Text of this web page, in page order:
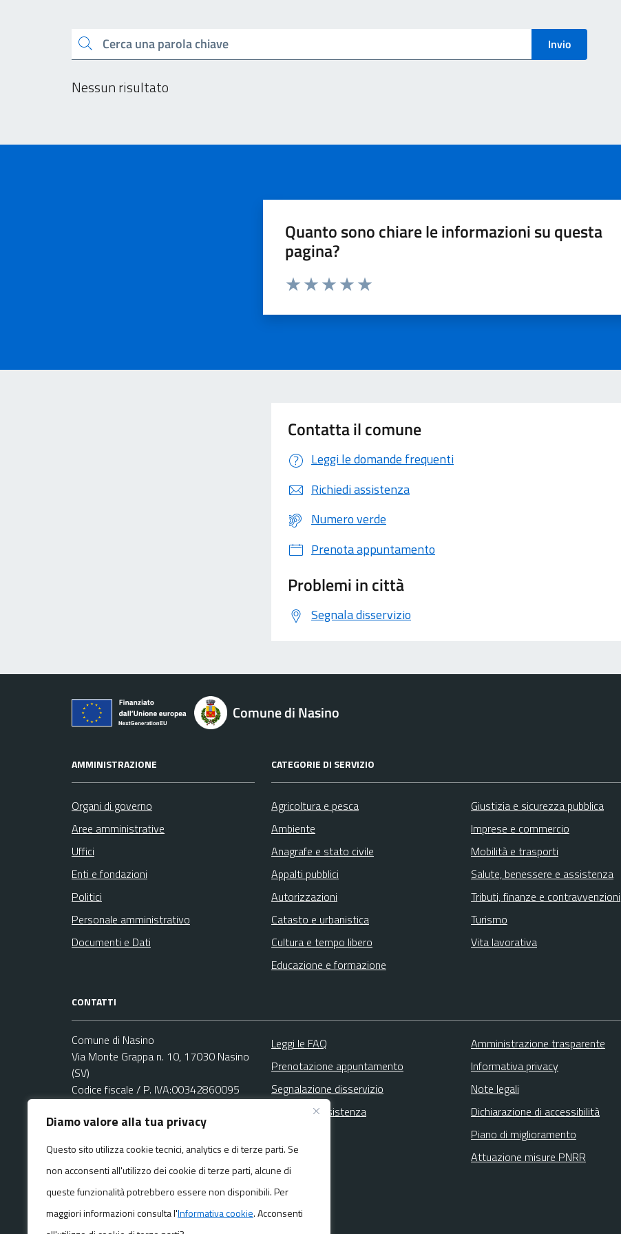
Diamo valore alla tua privacy
Questo sito utilizza cookie tecnici, analytics e di terze parti. Se
non acconsenti all'utilizzo dei cookie di terze parti, alcune di
queste funzionalità potrebbero essere non disponibili. Per
maggiori informazioni consulta l'Informativa cookie. Acconsenti
Cerca una parola chiave Invio
Nessun risultato
Quanto sono chiare le informazioni su questa
pagina?
Contatta il comune
Leggi le domande frequenti
Richiedi assistenza
Numero verde
Prenota appuntamento
Problemi in città
Segnala disservizio
Comune di Nasino
AMMINISTRAZIONE
Organi di governo
Aree amministrative
Uffici
Enti e fondazioni
Politici
Personale amministrativo
Documenti e Dati
CATEGORIE DI SERVIZIO
Agricoltura e pesca
Ambiente
Anagrafe e stato civile
Appalti pubblici
Autorizzazioni
Catasto e urbanistica
Cultura e tempo libero
Educazione e formazione
Giustizia e sicurezza pubblica
Imprese e commercio
Mobilità e trasporti
Salute, benessere e assistenza
Tributi, finanze e contravvenzioni
Turismo
Vita lavorativa
CONTATTI
Comune di Nasino
Via Monte Grappa n. 10, 17030 Nasino
(SV)
Codice fiscale / P. IVA:00342860095
Ufficio Relazioni con il Pubblico (URP)
PEC:
protocollo@pec.comune.nasino.sv.it
Centralino unico: +39 0182 77017
Leggi le FAQ
Prenotazione appuntamento
Segnalazione disservizio
Richiesta assistenza
Amministrazione trasparente
Informativa privacy
Note legali
Dichiarazione di accessibilità
Piano di miglioramento
Attuazione misure PNRR